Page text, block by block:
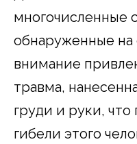
многочисленные
обнаруженные на
внимание
травма,
груди и руки, что
гибели этого